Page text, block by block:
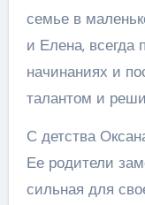
семье в
и Елена, всегда
начинаниях и
талантом и
С детства
Ее родители
сильная для